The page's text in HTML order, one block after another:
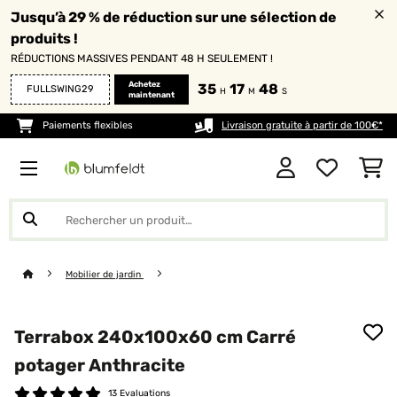
Jusqu’à 29 % de réduction sur une sélection de
produits !
RÉDUCTIONS MASSIVES PENDANT 48 H SEULEMENT !
FULLSWING29
Achetez
maintenant
35 H 17 M 48 S
Paiements flexibles Livraison gratuite à partir de 100€*
Mobilier de jardin
Terrabox 240x100x60 cm Carré
potager Anthracite
13 Evaluations